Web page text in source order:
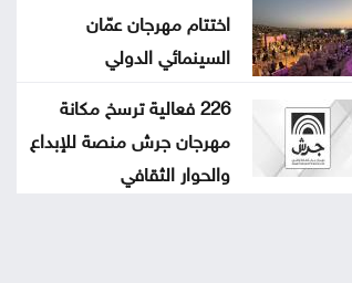
اختتام مهرجان عمّان
السينمائي الدولي
226 فعالية ترسخ مكانة
مهرجان جرش منصة للإبداع
والحوار الثقافي